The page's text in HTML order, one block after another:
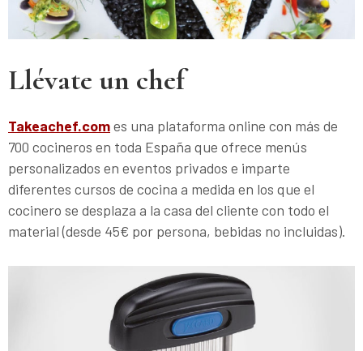
Llévate un chef
Takeachef.comes una plataforma online con más de
700 cocineros en toda España que ofrece menús
personalizados en eventos privados e imparte
diferentes cursos de cocina a medida en los que el
cocinero se desplaza a la casa del cliente con todo el
material (desde 45€ por persona, bebidas no incluidas).